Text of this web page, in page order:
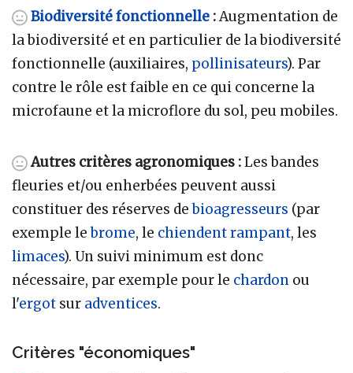
Biodiversité fonctionnelle :Augmentation de
la biodiversité et en particulier de la biodiversité
fonctionnelle (auxiliaires, pollinisateurs). Par
contre le rôle est faible en ce qui concerne la
microfaune et la microflore du sol, peu mobiles.
Autres critères agronomiques :Les bandes
fleuries et/ou enherbées peuvent aussi
constituer des réserves debioagresseurs (par
exemple lebrome, le chiendent rampant, les
limaces). Un suivi minimum est donc
nécessaire, par exemple pour le chardon ou
l'ergot sur adventices.
Critères "économiques"